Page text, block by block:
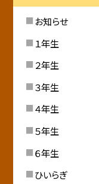
お知らせ
１年生
２年生
３年生
４年生
５年生
６年生
ひいらぎ